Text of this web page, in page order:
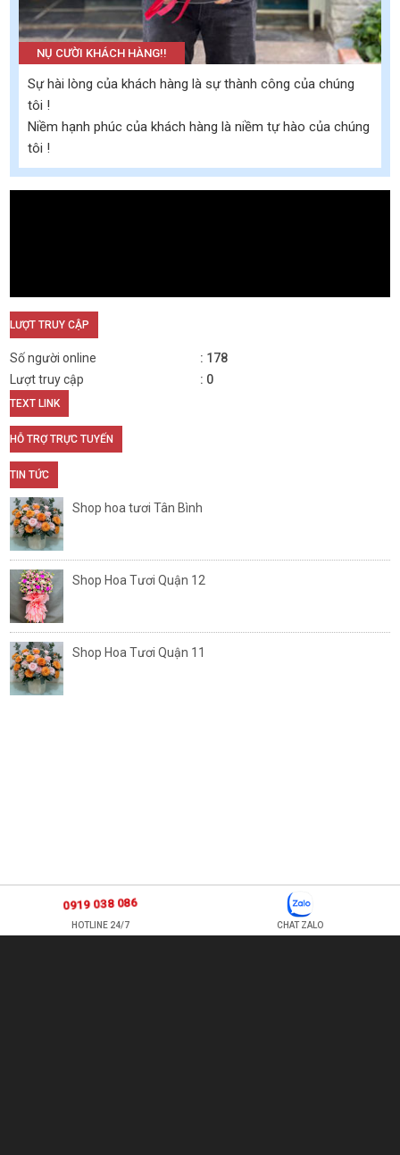
NỤ CƯỜI KHÁCH HÀNG!!
Sự hài lòng của khách hàng là sự thành công của chúng
tôi !
Niềm hạnh phúc của khách hàng là niềm tự hào của chúng
tôi !
LƯỢT TRUY CẬP
Số người online
178
Lượt truy cập
0
TEXT LINK
HỖ TRỢ TRỰC TUYẾN
TIN TỨC
Shop hoa tươi Tân Bình
Shop Hoa Tươi Quận 12
Shop Hoa Tươi Quận 11
0919 038 086
HOTLINE 24/7 CHAT ZALO